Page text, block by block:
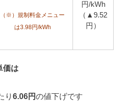
（※）規制料金メニュー
は3.98円/kWh
円/kWh
（▲9.52
円）
価は
り6.06円の値下げです